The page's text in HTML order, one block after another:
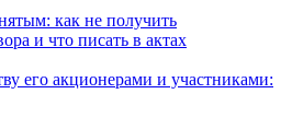
как не получить
и что писать в актах
его акционерами и участниками: